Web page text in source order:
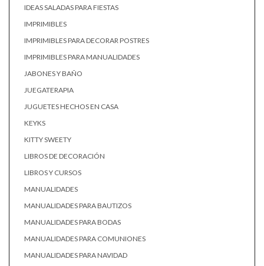
IDEAS SALADAS PARA FIESTAS
IMPRIMIBLES
IMPRIMIBLES PARA DECORAR POSTRES
IMPRIMIBLES PARA MANUALIDADES
JABONES Y BAÑO
JUEGATERAPIA
JUGUETES HECHOS EN CASA
KEYKS
KITTY SWEETY
LIBROS DE DECORACIÓN
LIBROS Y CURSOS
MANUALIDADES
MANUALIDADES PARA BAUTIZOS
MANUALIDADES PARA BODAS
MANUALIDADES PARA COMUNIONES
MANUALIDADES PARA NAVIDAD